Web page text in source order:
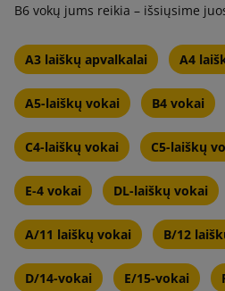
B6 vokų jums reikia – išsiųsime
A3 laiškų apvalkalai A4
A5-laiškų vokai B4 vokai
C4-laiškų vokai C5-laiškų
E-4 vokai DL-laiškų vokai
A/11 laiškų vokai B/12
D/14-vokai E/15-vokai